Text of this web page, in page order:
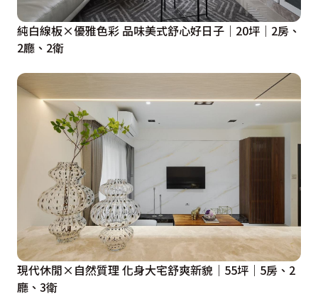
純白線板×優雅色彩 品味美式舒心好日子｜20坪｜2房、
2廳、2衛
現代休閒×自然質理 化身大宅舒爽新貌｜55坪｜5房、2
廳、3衛